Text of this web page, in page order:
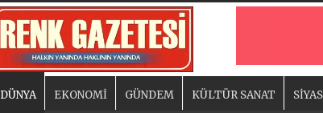
DÜNYA EKONOMİ GÜNDEM KÜLTÜR SANAT